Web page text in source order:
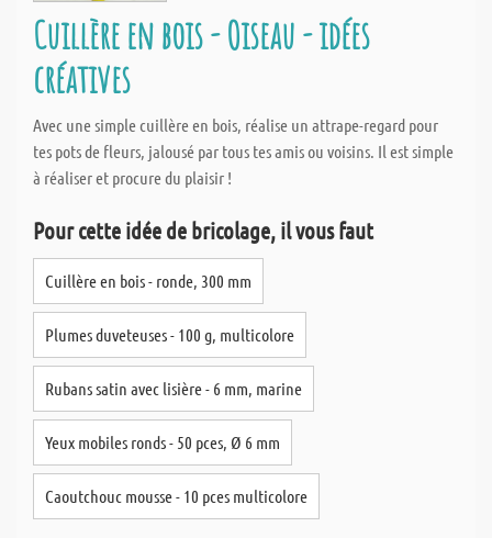
Cuillère en bois - Oiseau - idées
créatives
Avec une simple cuillère en bois, réalise un attrape-regard pour
tes pots de fleurs, jalousé par tous tes amis ou voisins. Il est simple
à réaliser et procure du plaisir !
Pour cette idée de bricolage, il vous faut
Cuillère en bois - ronde, 300 mm
Plumes duveteuses - 100 g, multicolore
Rubans satin avec lisière - 6 mm, marine
Yeux mobiles ronds - 50 pces, Ø 6 mm
Caoutchouc mousse - 10 pces multicolore